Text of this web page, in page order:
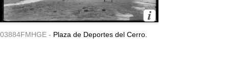
03884FMHGE - Plaza de Deportes del Cerro.